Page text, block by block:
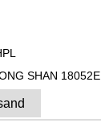
SHAN 18052E